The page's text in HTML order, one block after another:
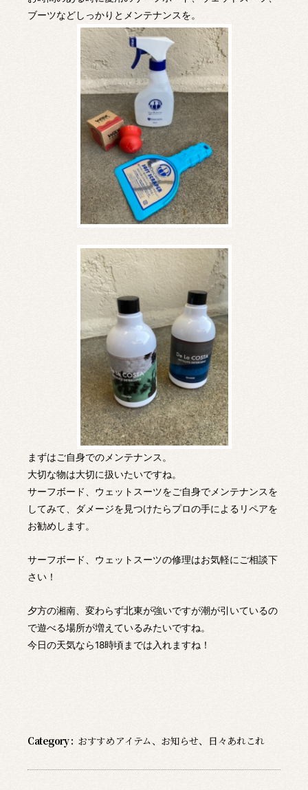
ブーツなどしっかりとメンテナンスを。
まずはご自身でのメンテナンス。
大切な物は大切に扱いたいですね。
サーフボード、ウェットスーツをご自身でメンテナンスを
してみて、ダメージを見つけたらプロの手によるリペアを
お勧めします。
サーフボード、ウェットスーツの修理はお気軽にご相談下
さい！
夕方の湘南、変わらず北東が強いですが潮が引いているの
で遊べる場所が増えているみたいですね。
今日の天気なら18時頃までは入れますね！
Category : おすすめアイテム、 お知らせ、 日々あれこれ